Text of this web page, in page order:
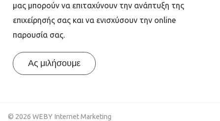
μας μπορούν να επιταχύνουν την ανάπτυξη της
επιχείρησής σας και να ενισχύσουν την online
παρουσία σας.
Ας μιλήσουμε
© 2026 WEBY Internet Marketing